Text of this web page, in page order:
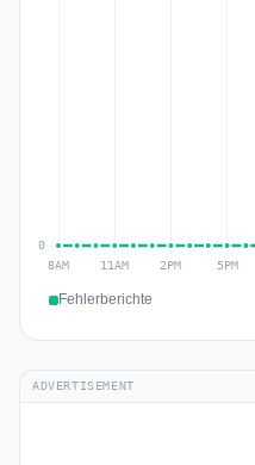
Fehlerberichte
ADVERTISEMENT